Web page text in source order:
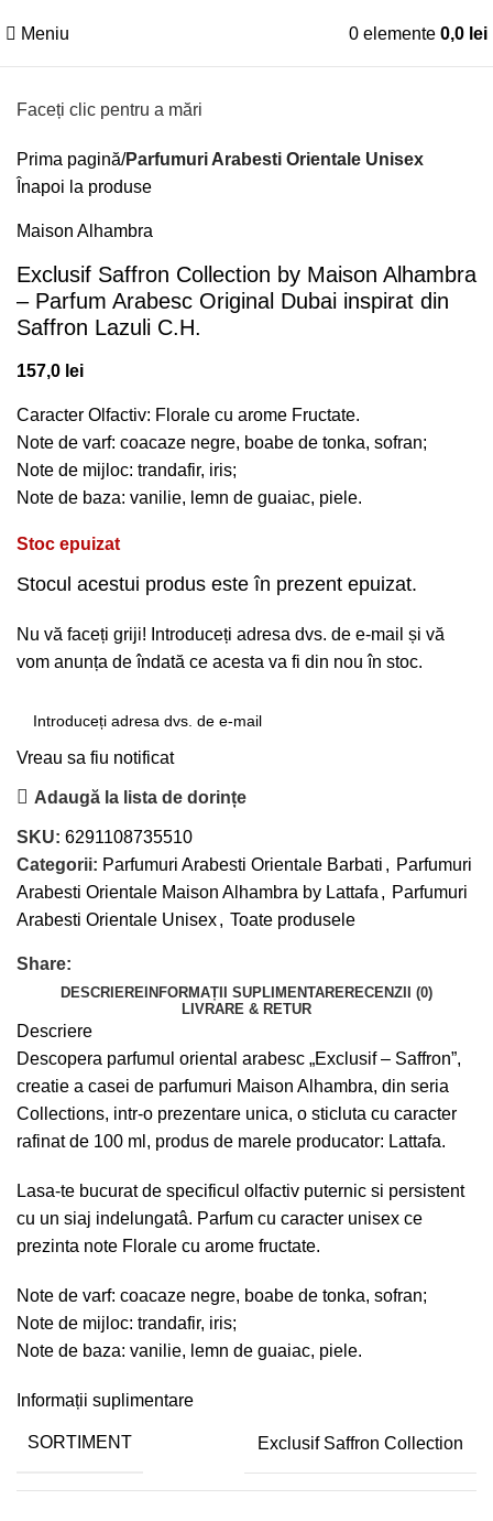
Meniu 0 elemente 0,0 lei
Faceți clic pentru a mări
Prima pagină Parfumuri Arabesti Orientale Unisex
Înapoi la produse
Maison Alhambra
Exclusif Saffron Collection by Maison Alhambra
– Parfum Arabesc Original Dubai inspirat din
Saffron Lazuli C.H.
157,0 lei
Caracter Olfactiv: Florale cu arome Fructate.
Note de varf: coacaze negre, boabe de tonka, sofran;
Note de mijloc: trandafir, iris;
Note de baza: vanilie, lemn de guaiac, piele.
Stoc epuizat
Stocul acestui produs este în prezent epuizat.
Nu vă faceți griji! Introduceți adresa dvs. de e-mail și vă
vom anunța de îndată ce acesta va fi din nou în stoc.
Vreau sa fiu notificat
Adaugă la lista de dorințe
SKU: 6291108735510
Categorii: Parfumuri Arabesti Orientale Barbati , Parfumuri
Arabesti Orientale Maison Alhambra by Lattafa , Parfumuri
Arabesti Orientale Unisex, Toate produsele
Share:
DESCRIERE INFORMAȚII SUPLIMENTARERECENZII (0)
LIVRARE & RETUR
Descriere
Descopera parfumul oriental arabesc „Exclusif – Saffron”,
creatie a casei de parfumuri Maison Alhambra, din seria
Collections, intr-o prezentare unica, o sticluta cu caracter
rafinat de 100 ml, produs de marele producator: Lattafa.
Lasa-te bucurat de specificul olfactiv puternic si persistent
cu un siaj indelungatâ. Parfum cu caracter unisex ce
prezinta note Florale cu arome fructate.
Note de varf: coacaze negre, boabe de tonka, sofran;
Note de mijloc: trandafir, iris;
Note de baza: vanilie, lemn de guaiac, piele.
Informații suplimentare
SORTIMENT Exclusif Saffron Collection